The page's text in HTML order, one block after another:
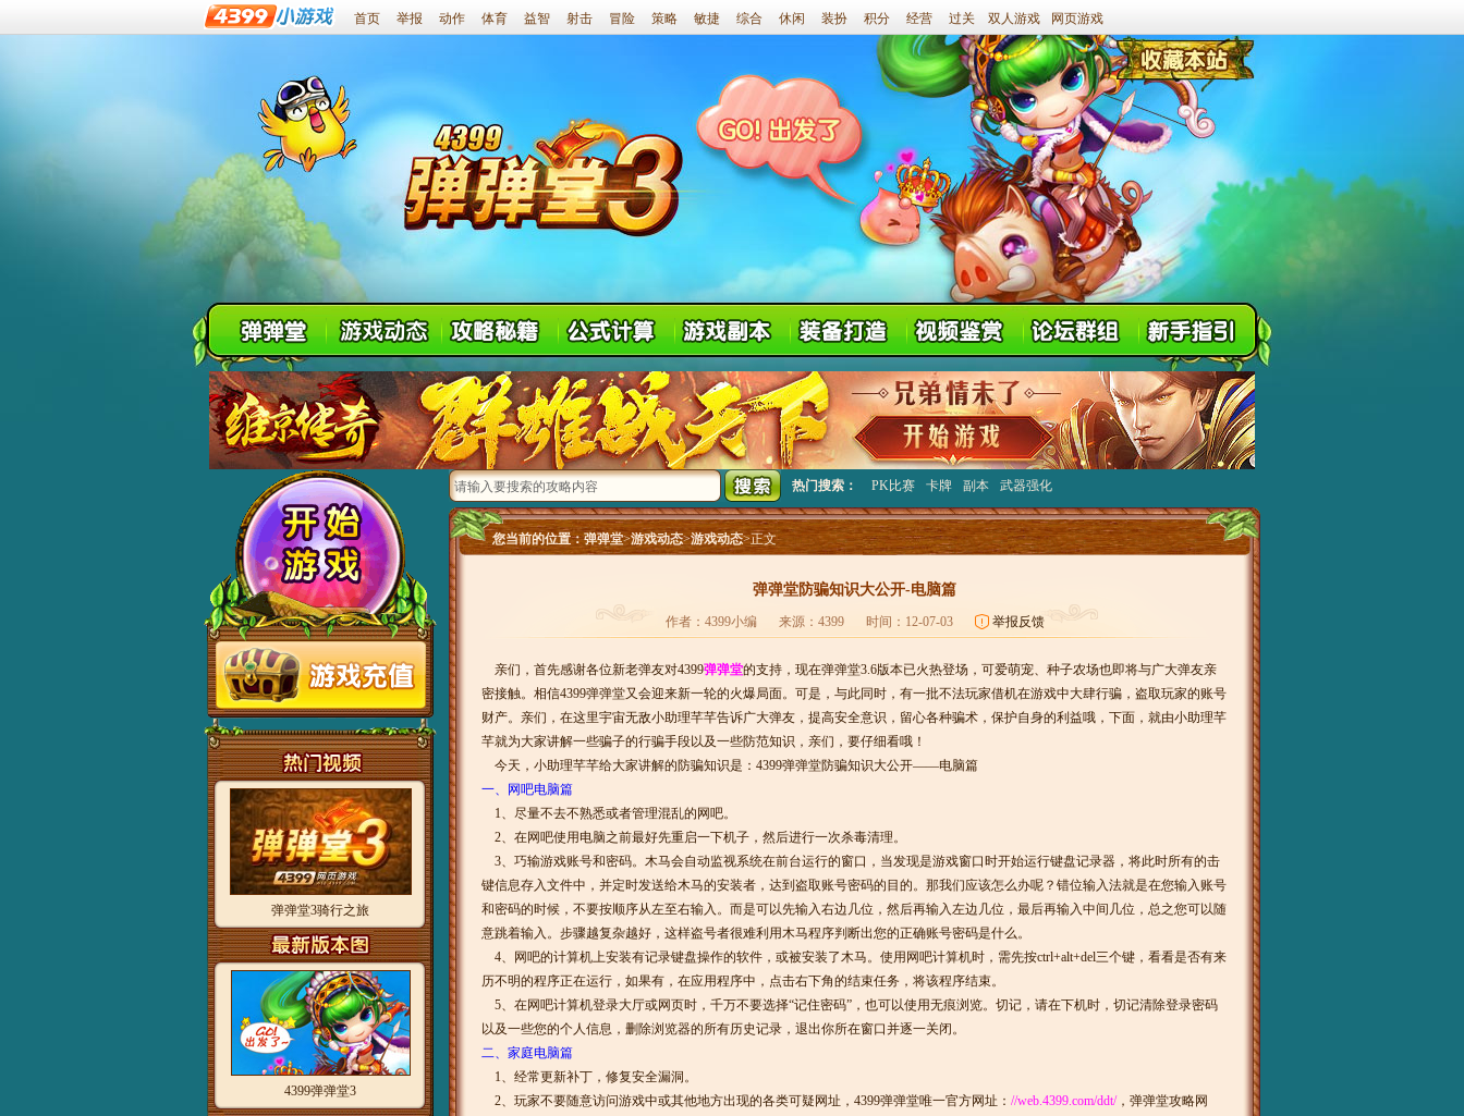
首页 举报 动作 体育 益智 射击 冒险 策略 敏捷 综合 休闲 装扮 积分 经营 过关 双人游戏 网页游戏
热门搜索： PK比赛 卡牌 副本 武器强化
您当前的位置：弹弹堂>游戏动态>游戏动态>正文
弹弹堂防骗知识大公开-电脑篇
作者：4399小编 来源：4399 时间：12-07-03 举报反馈
亲们，首先感谢各位新老弹友对4399弹弹堂的支持，现在弹弹堂3.6版本已火热登场，可爱萌宠、种子农场也即将与广大弹友亲
密接触。相信4399弹弹堂又会迎来新一轮的火爆局面。可是，与此同时，有一批不法玩家借机在游戏中大肆行骗，盗取玩家的账号
财产。亲们，在这里宇宙无敌小助理芊芊告诉广大弹友，提高安全意识，留心各种骗术，保护自身的利益哦，下面，就由小助理芊
芊就为大家讲解一些骗子的行骗手段以及一些防范知识，亲们，要仔细看哦！
今天，小助理芊芊给大家讲解的防骗知识是：4399弹弹堂防骗知识大公开——电脑篇
一、网吧电脑篇
1、尽量不去不熟悉或者管理混乱的网吧。
2、在网吧使用电脑之前最好先重启一下机子，然后进行一次杀毒清理。
3、巧输游戏账号和密码。木马会自动监视系统在前台运行的窗口，当发现是游戏窗口时开始运行键盘记录器，将此时所有的击
键信息存入文件中，并定时发送给木马的安装者，达到盗取账号密码的目的。那我们应该怎么办呢？错位输入法就是在您输入账号
和密码的时候，不要按顺序从左至右输入。而是可以先输入右边几位，然后再输入左边几位，最后再输入中间几位，总之您可以随
意跳着输入。步骤越复杂越好，这样盗号者很难利用木马程序判断出您的正确账号密码是什么。
4、网吧的计算机上安装有记录键盘操作的软件，或被安装了木马。使用网吧计算机时，需先按ctrl+alt+del三个键，看看是否有来
历不明的程序正在运行，如果有，在应用程序中，点击右下角的结束任务，将该程序结束。
5、在网吧计算机登录大厅或网页时，千万不要选择“记住密码”，也可以使用无痕浏览。切记，请在下机时，切记清除登录密码
以及一些您的个人信息，删除浏览器的所有历史记录，退出你所在窗口并逐一关闭。
二、家庭电脑篇
1、经常更新补丁，修复安全漏洞。
2、玩家不要随意访问游戏中或其他地方出现的各类可疑网址，4399弹弹堂唯一官方网址： //web.4399.com/ddt/，弹弹堂攻略网
弹弹堂3骑行之旅
4399弹弹堂3